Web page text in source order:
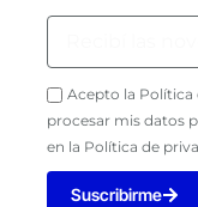
Acepto la Política
procesar mis datos
en la Política de
Suscribirme